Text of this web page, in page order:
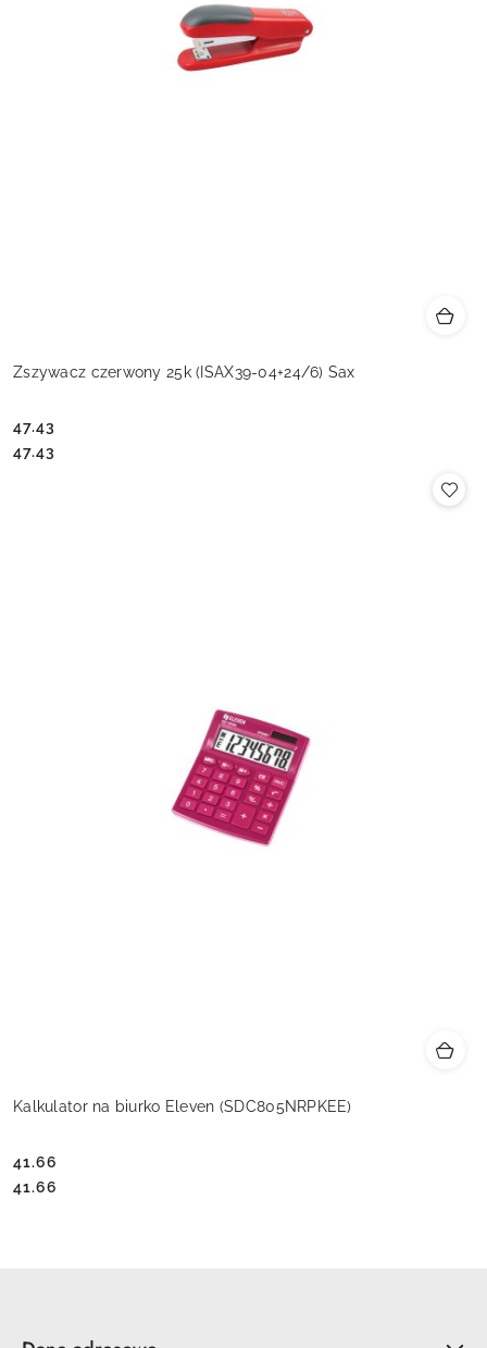
Zszywacz czerwony 25k (ISAX39-04+24/6) Sax
Cena:
47.43
Cena:
47.43
Kalkulator na biurko Eleven (SDC805NRPKEE)
Cena:
41.66
Cena:
41.66